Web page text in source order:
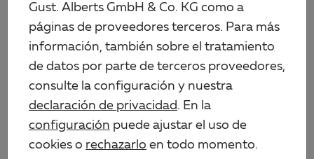
Gust. Alberts GmbH & Co. KG como a
páginas de proveedores terceros. Para más
información, también sobre el tratamiento
de datos por parte de terceros proveedores,
consulte la configuración y nuestra
declaración de privacidad. En la
configuración puede ajustar el uso de
cookies o rechazarlo en todo momento.